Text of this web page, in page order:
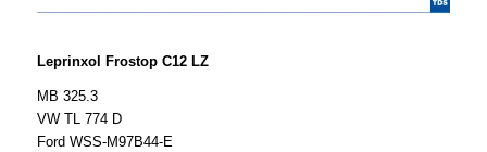
Leprinxol Frostop C12 LZ
MB 325.3
VW TL 774 D
Ford WSS-M97B44-E